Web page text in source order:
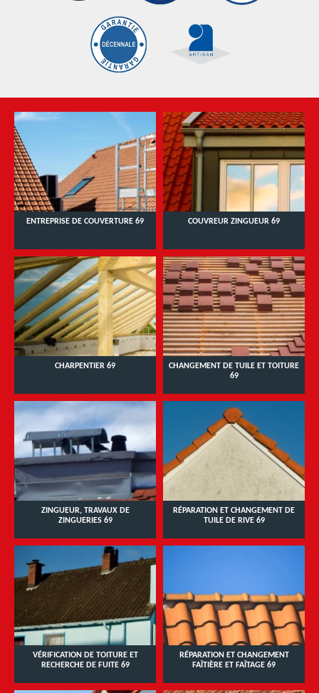
ENTREPRISE DE COUVERTURE 69 COUVREUR ZINGUEUR 69
CHARPENTIER 69
CHANGEMENT DE TUILE ET TOITURE
69
ZINGUEUR, TRAVAUX DE
ZINGUERIES 69
RÉPARATION ET CHANGEMENT DE
TUILE DE RIVE 69
VÉRIFICATION DE TOITURE ET
RECHERCHE DE FUITE 69
RÉPARATION ET CHANGEMENT
FAÎTIÈRE ET FAÎTAGE 69